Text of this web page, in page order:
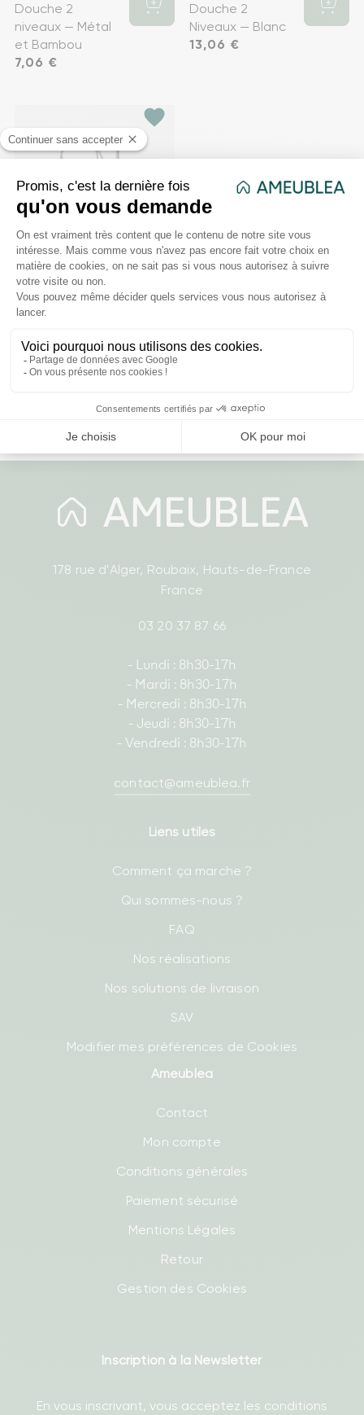
Douche 2
niveaux — Métal
et Bambou
Prix
7,06 €
Douche 2
Niveaux — Blanc
Prix
13,06 €
favorite
Colonne de
Douche — en
Prix
29,00 €
Affichage 1-7 de 7 article(s)
178 rue d'Alger, Roubaix, Hauts-de-France
France
03 20 37 87 66
- Lundi : 8h30-17h
- Mardi : 8h30-17h
- Mercredi : 8h30-17h
- Jeudi : 8h30-17h
- Vendredi : 8h30-17h
contact@ameublea.fr
Liens utiles
Comment ça marche ?
Qui sommes-nous ?
FAQ
Nos réalisations
Nos solutions de livraison
SAV
Modifier mes préférences de Cookies
Ameublea
Contact
Mon compte
Conditions générales
Paiement sécurisé
Mentions Légales
Retour
Gestion des Cookies
Inscription à la Newsletter
En vous inscrivant, vous acceptez les conditions